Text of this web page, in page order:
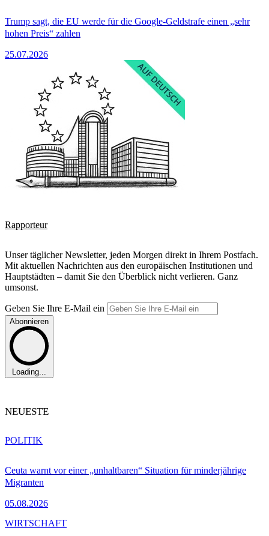
Trump sagt, die EU werde für die Google-Geldstrafe einen „sehr
hohen Preis“ zahlen
25.07.2026
Rapporteur
Unser täglicher Newsletter, jeden Morgen direkt in Ihrem Postfach.
Mit aktuellen Nachrichten aus den europäischen Institutionen und
Hauptstädten – damit Sie den Überblick nicht verlieren. Ganz
umsonst.
Geben Sie Ihre E-Mail ein
Abonnieren
Loading...
NEUESTE
Ceuta warnt vor einer „unhaltbaren“ Situation für minderjährige
Migranten
05.08.2026
POLITIK
WIRTSCHAFT